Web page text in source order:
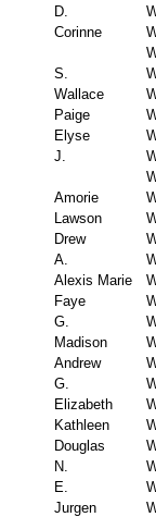
D.
Corinne
S.
Wallace
Paige
Elyse
J.
Amorie
Lawson
Drew
A.
Alexis Marie
Faye
G.
Madison
Andrew
G.
Elizabeth
Kathleen
Douglas
N.
E.
Jurgen